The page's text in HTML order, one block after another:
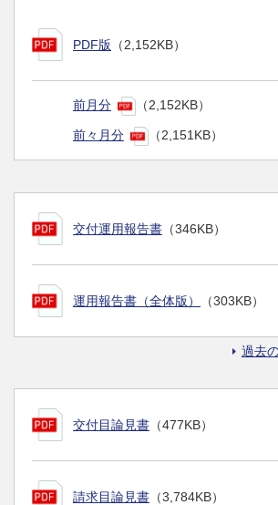
PDF版 （2,152KB）
前月分 （2,152KB）
前々月分 （2,151KB）
交付運用報告書 （346KB）
運用報告書（全体版） （303KB）
過去
交付目論見書 （477KB）
請求目論見書 （3,784KB）